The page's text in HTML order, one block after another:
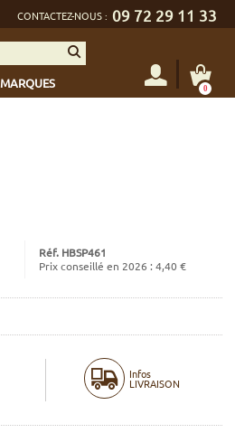
CONTACTEZ-NOUS : 09 72 29 11 33
MARQUES 0
Réf. HBSP461
Prix conseillé en 2026 : 4,40 €
Infos
LIVRAISON